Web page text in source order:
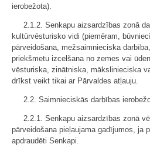
ierobežota).
2.1.2. Senkapu aizsardzības zonā
kultūrvēsturisko vidi (piemēram,
pārveidošana, mežsaimnieciska
priekšmetu izcelšana no zemes vai
vēsturiska, zinātniska, mākslinieciska
drīkst veikt tikai ar Pārvaldes atļauju.
2.2. Saimnieciskās darbības
2.2.1. Senkapu aizsardzības zonā
pārveidošana pieļaujama gadījumos, ja
apdraudēti Senkapi.